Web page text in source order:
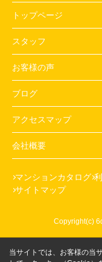
トップページ
スタッフ
お客様の声
ブログ
アクセスマップ
会社概要
マンションカタログ
サイトマップ
Copyright(c)
当サイトでは、お客様の当